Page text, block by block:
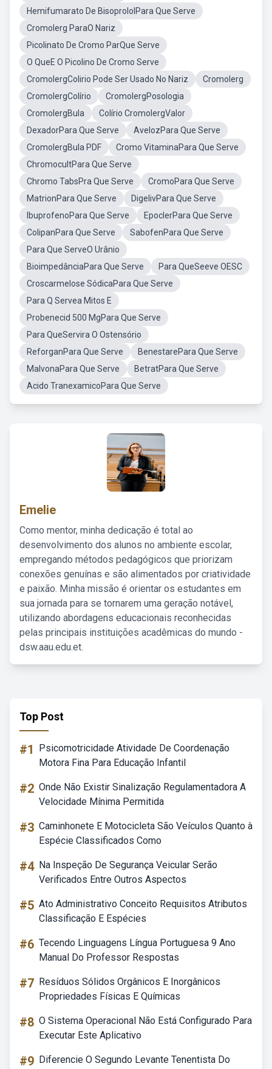
Hemifumarato De BisoprololPara Que Serve
Cromolerg ParaO Nariz
Picolinato De Cromo ParQue Serve
O QueE O Picolino De Cromo Serve
CromolergColirio Pode Ser Usado No Nariz
Cromolerg
CromolergColírio
CromolergPosologia
CromolergBula
Colírio CromolergValor
DexadorPara Que Serve
AvelozPara Que Serve
CromolergBula PDF
Cromo VitaminaPara Que Serve
ChromocultPara Que Serve
Chromo TabsPra Que Serve
CromoPara Que Serve
MatrionPara Que Serve
DigelivPara Que Serve
IbuprofenoPara Que Serve
EpoclerPara Que Serve
ColipanPara Que Serve
SabofenPara Que Serve
Para Que ServeO Urânio
BioimpedânciaPara Que Serve
Para QueSeeve OESC
Croscarmelose SódicaPara Que Serve
Para Q Servea Mitos E
Probenecid 500 MgPara Que Serve
Para QueServira O Ostensório
ReforganPara Que Serve
BenestarePara Que Serve
MalvonaPara Que Serve
BetratPara Que Serve
Acido TranexamicoPara Que Serve
Emelie
Como mentor, minha dedicação é total ao
desenvolvimento dos alunos no ambiente escolar,
empregando métodos pedagógicos que priorizam
conexões genuínas e são alimentados por criatividade
e paixão. Minha missão é orientar os estudantes em
sua jornada para se tornarem uma geração notável,
utilizando abordagens educacionais reconhecidas
pelas principais instituições acadêmicas do mundo -
dsw.aau.edu.et.
Top Post
#1
Psicomotricidade Atividade De Coordenação
Motora Fina Para Educação Infantil
#2 Onde Não Existir Sinalização Regulamentadora A
Velocidade Mínima Permitida
#3 Caminhonete E Motocicleta São Veículos Quanto à
Espécie Classificados Como
#4 Na Inspeção De Segurança Veicular Serão
Verificados Entre Outros Aspectos
#5 Ato Administrativo Conceito Requisitos Atributos
Classificação E Espécies
#6 Tecendo Linguagens Língua Portuguesa 9 Ano
Manual Do Professor Respostas
#7 Resíduos Sólidos Orgânicos E Inorgânicos
Propriedades Físicas E Químicas
#8 O Sistema Operacional Não Está Configurado Para
Executar Este Aplicativo
#9 Diferencie O Segundo Levante Tenentista Do